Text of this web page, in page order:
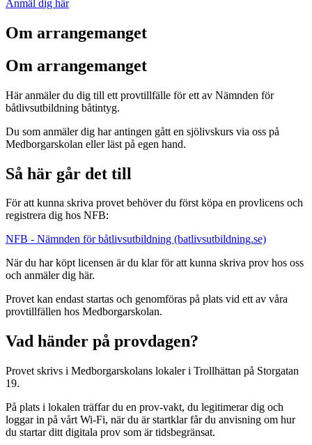
Anmäl dig här
Om arrangemanget
Om arrangemanget
Här anmäler du dig till ett provtillfälle för ett av Nämnden för
båtlivsutbildning båtintyg.
Du som anmäler dig har antingen gått en sjölivskurs via oss på
Medborgarskolan eller läst på egen hand.
Så här går det till
För att kunna skriva provet behöver du först köpa en provlicens och
registrera dig hos NFB:
NFB - Nämnden för båtlivsutbildning (batlivsutbildning.se)
När du har köpt licensen är du klar för att kunna skriva prov hos oss
och anmäler dig här.
Provet kan endast startas och genomföras på plats vid ett av våra
provtillfällen hos Medborgarskolan.
Vad händer på provdagen?
Provet skrivs i Medborgarskolans lokaler i Trollhättan på Storgatan
19.
På plats i lokalen träffar du en prov-vakt, du legitimerar dig och
loggar in på vårt Wi-Fi, när du är startklar får du anvisning om hur
du startar ditt digitala prov som är tidsbegränsat.